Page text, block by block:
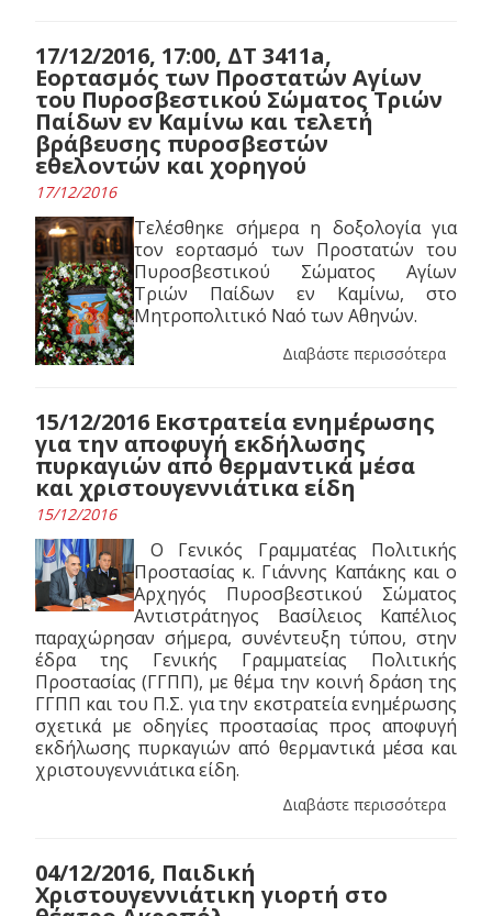
17/12/2016, 17:00, ΔΤ 3411a,
Εορτασμός των Προστατών Αγίων
του Πυροσβεστικού Σώματος Τριών
Παίδων εν Καμίνω και τελετή
βράβευσης πυροσβεστών
εθελοντών και χορηγού
17/12/2016
Τελέσθηκε σήμερα η δοξολογία για
τον εορτασμό των Προστατών του
Πυροσβεστικού Σώματος Αγίων
Τριών Παίδων εν Καμίνω, στο
Μητροπολιτικό Ναό των Αθηνών.
Διαβάστε περισσότερα
15/12/2016 Εκστρατεία ενημέρωσης
για την αποφυγή εκδήλωσης
πυρκαγιών από θερμαντικά μέσα
και χριστουγεννιάτικα είδη
15/12/2016
Ο Γενικός Γραμματέας Πολιτικής
Προστασίας κ. Γιάννης Καπάκης και ο
Αρχηγός Πυροσβεστικού Σώματος
Αντιστράτηγος Βασίλειος Καπέλιος
παραχώρησαν σήμερα, συνέντευξη τύπου, στην
έδρα της Γενικής Γραμματείας Πολιτικής
Προστασίας (ΓΓΠΠ), με θέμα την κοινή δράση της
ΓΓΠΠ και του Π.Σ. για την εκστρατεία ενημέρωσης
σχετικά με οδηγίες προστασίας προς αποφυγή
εκδήλωσης πυρκαγιών από θερμαντικά μέσα και
χριστουγεννιάτικα είδη.
Διαβάστε περισσότερα
04/12/2016, Παιδική
Χριστουγεννιάτικη γιορτή στο